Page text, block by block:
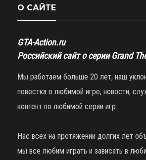
О САЙТЕ
GTA-Action.ru
Российский сайт о серии Grand
Мы работаем больше 20 лет, наш
повестка о любимой игре, новости,
контент по любимой серии игр.
Нас всех на протяжении долгих лет
мы все любим играть и зависать в